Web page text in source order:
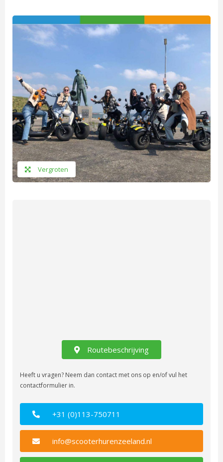
Vergroten
Routebeschrijving
Heeft u vragen? Neem dan contact met ons op en/of vul het
contactformulier in.
+31 (0)113-750711
info@scooterhurenzeeland.nl